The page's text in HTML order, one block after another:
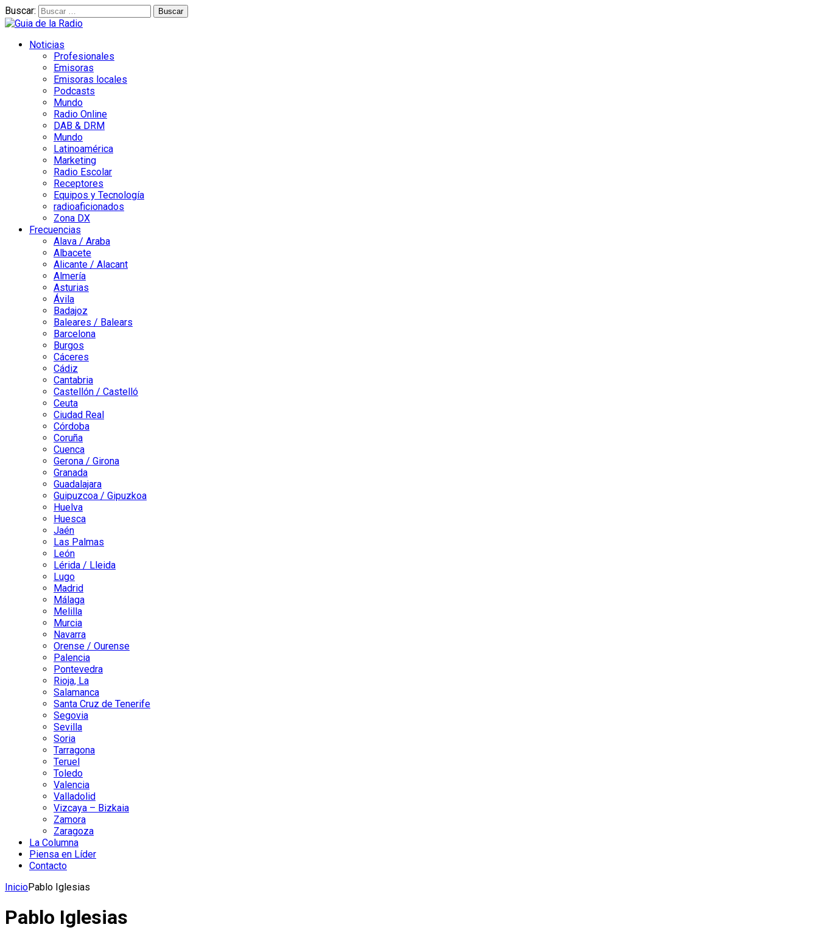
Buscar:
Noticias
Profesionales
Emisoras
Emisoras locales
Podcasts
Mundo
Radio Online
DAB & DRM
Mundo
Latinoamérica
Marketing
Radio Escolar
Receptores
Equipos y Tecnología
radioaficionados
Zona DX
Frecuencias
Alava / Araba
Albacete
Alicante / Alacant
Almería
Asturias
Ávila
Badajoz
Baleares / Balears
Barcelona
Burgos
Cáceres
Cádiz
Cantabria
Castellón / Castelló
Ceuta
Ciudad Real
Córdoba
Coruña
Cuenca
Gerona / Girona
Granada
Guadalajara
Guipuzcoa / Gipuzkoa
Huelva
Huesca
Jaén
Las Palmas
León
Lérida / Lleida
Lugo
Madrid
Málaga
Melilla
Murcia
Navarra
Orense / Ourense
Palencia
Pontevedra
Rioja, La
Salamanca
Santa Cruz de Tenerife
Segovia
Sevilla
Soria
Tarragona
Teruel
Toledo
Valencia
Valladolid
Vizcaya – Bizkaia
Zamora
Zaragoza
La Columna
Piensa en Líder
Contacto
InicioPablo Iglesias
Pablo Iglesias